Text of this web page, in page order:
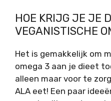
HOE KRIJG JE JE
VEGANISTISCHE
Het is gemakkelijk om
omega 3 aan je dieet
alleen maar voor te
ALA eet! Een paar